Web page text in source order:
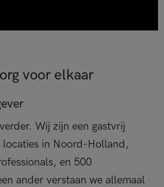
voor elkaar
Wij zijn een gastvrij
locaties in Noord-Holland,
en 500
ander verstaan we allemaal